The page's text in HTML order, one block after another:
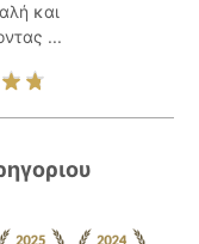
και
...